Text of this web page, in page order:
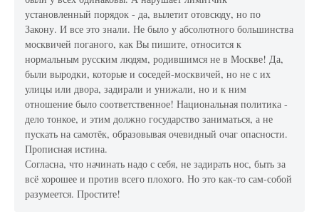
установленный порядок - да, вылетит отовсюду, но по
Закону. И все это знали. Не было у абсолютного большинства
москвичей поганого, как Вы пишите, относится к
нормальным русским людям, родившимся не в Москве! Да,
были выродки, которые и соседей-москвичей, но не с их
улицы или двора, задирали и унижали, но и к ним
отношение было соответственное! Национальная политика -
дело тонкое, и этим должно государство заниматься, а не
пускать на самотёк, образовывая очевидный очаг опасности.
Прописная истина.
Согласна, что начинать надо с себя, не задирать нос, быть за
всё хорошее и против всего плохого. Но это как-то сам-собой
разумеется. Простите!